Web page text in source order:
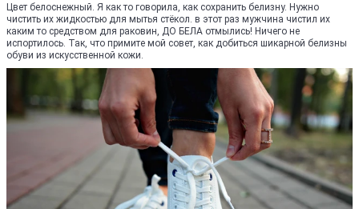
Цвет белоснежный. Я как то говорила, как сохранить белизну. Нужно
чистить их жидкостью для мытья стёкол. в этот раз мужчина чистил их
каким то средством для раковин, ДО БЕЛА отмылись! Ничего не
испортилось. Так, что примите мой совет, как добиться шикарной белизны
обуви из искусственной кожи.